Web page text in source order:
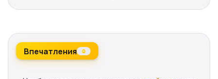
Впечатления 0